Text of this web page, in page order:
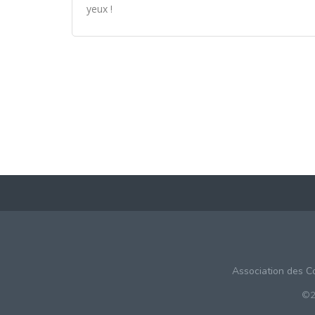
yeux !
Association des